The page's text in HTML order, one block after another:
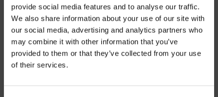
provide social media features and to analyse our traffic.
We also share information about your use of our site with
our social media, advertising and analytics partners who
may combine it with other information that you’ve
provided to them or that they’ve collected from your use
of their services.
Modo segurança de viagem;
À prova de água.
TACTO